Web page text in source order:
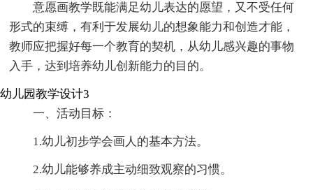
意愿画教学既能满足幼儿表达的愿望，又不受任何
形式的束缚，有利于发展幼儿的想象能力和创造才能，
教师应把握好每一个教育的契机，从幼儿感兴趣的事物
入手，达到培养幼儿创新能力的目的。
幼儿园教学设计3
一、活动目标：
1.幼儿初步学会画人的基本方法。
2.幼儿能够养成主动细致观察的习惯。